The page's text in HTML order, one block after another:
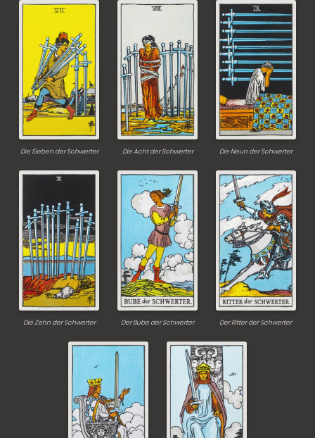
Die Sieben der Schwerter Die Acht der Schwerter Die Neun der Schwerter
Die Zehn der Schwerter Der Bube der Schwerter Der Ritter der Schwerter